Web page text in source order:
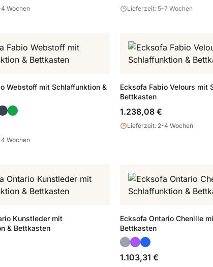
Wochen Lieferzeit: 5-7 Wochen
Webstoff mit Schlaffunktion &
Wochen
Ecksofa Fabio Velours mit
Bettkasten
1.238,08 €
Lieferzeit: 2-4 Wochen
Kunstleder mit
& Bettkasten
Ecksofa Ontario Chenille
Bettkasten
1.103,31 €